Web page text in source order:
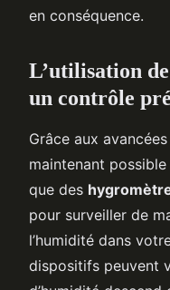
en conséquence.
L’utilisation
un contrôle
Grâce aux
maintenant
que des
pour surveiller de
l’humidité dans
dispositifs peuvent